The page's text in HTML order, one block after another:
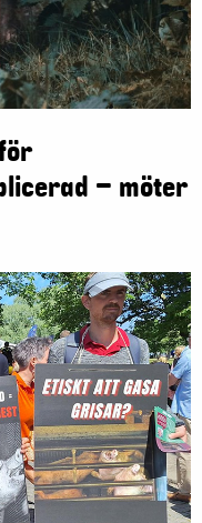
– möter